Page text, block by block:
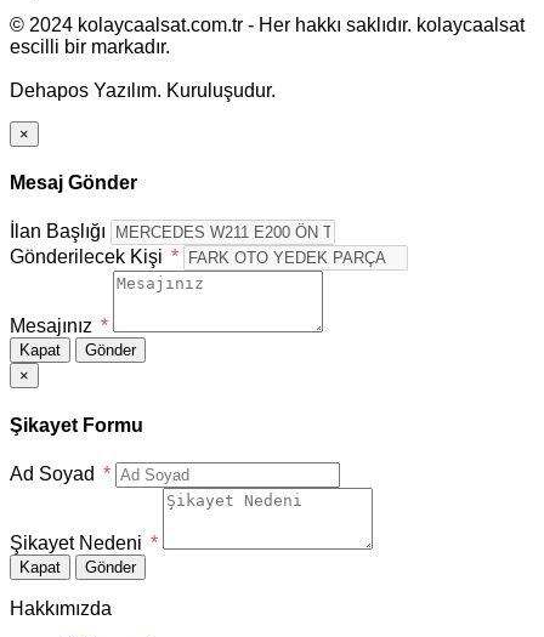
© 2024 kolaycaalsat.com.tr - Her hakkı saklıdır. kolaycaalsat
escilli bir markadır.
Dehapos Yazılım. Kuruluşudur.
×
Mesaj Gönder
İlan Başlığı
Gönderilecek Kişi *
Mesajınız *
Kapat
Gönder
×
Şikayet Formu
Ad Soyad *
Şikayet Nedeni *
Kapat Gönder
Hakkımızda